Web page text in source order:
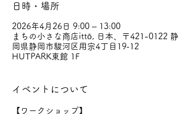
日時・場所
2026年4月26日 9:00 – 13:00
まちの小さな商店ittō, 日本、〒421-0122 静
岡県静岡市駿河区用宗4丁目19‐12
HUTPARK東館 1F
イベントについて
【ワークショップ】